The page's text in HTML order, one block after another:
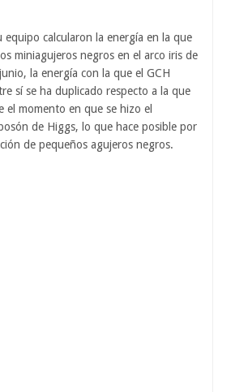
equipo calcularon la energía en la que
miniagujeros negros en el arco iris de
la energía con la que el GCH
sí se ha duplicado respecto a la que
el momento en que se hizo el
de Higgs, lo que hace posible por
de pequeños agujeros negros.